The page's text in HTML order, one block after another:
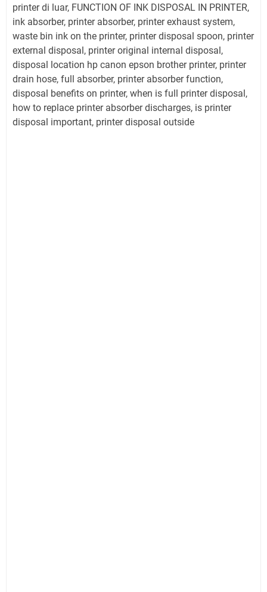
printer di luar, FUNCTION OF INK DISPOSAL IN PRINTER,
ink absorber, printer absorber, printer exhaust system,
waste bin ink on the printer, printer disposal spoon, printer
external disposal, printer original internal disposal,
disposal location hp canon epson brother printer, printer
drain hose, full absorber, printer absorber function,
disposal benefits on printer, when is full printer disposal,
how to replace printer absorber discharges, is printer
disposal important, printer disposal outside